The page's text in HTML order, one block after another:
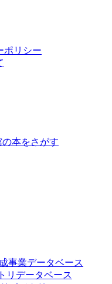
ポリシー
本をさがす
事業データベース
リデータベース